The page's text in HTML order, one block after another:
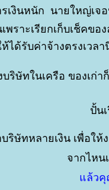
เงินหนัก นายใหญ่เจ
พราะเรียกเก็บเช็คข
ได้รับค่าจ้างตรงเว
ริษัทในเครือ ของเก่
ปั้น
ริษัทหลายเงิน เพื่อใ
จากไหน
ล้วคุณ